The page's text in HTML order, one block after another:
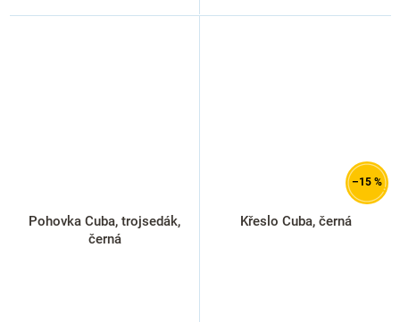
Pohovka Cuba, trojsedák,
černá
–15 %
Křeslo Cuba, černá